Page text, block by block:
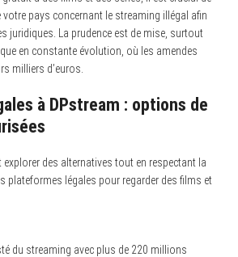
pays concernant le streaming illégal afin
juridiques. La prudence est de mise, surtout
en constante évolution, où les amendes
milliers d’euros.
à DPstream : options de
des alternatives tout en respectant la
plateformes légales pour regarder des films et
du streaming avec plus de 220 millions